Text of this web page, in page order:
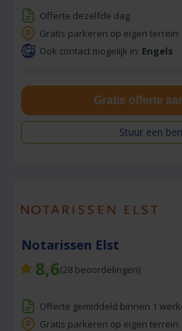
Offerte dezelfde dag
Gratis parkeren op eigen terrein
Ook contact mogelijk in: Engels
Gratis offerte
Stuur een
Notarissen Elst
8,6(28 beoordelingen)
Offerte gemiddeld binnen 1
Gratis parkeren op eigen terrein